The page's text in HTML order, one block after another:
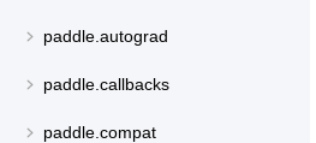
paddle.autograd
paddle.callbacks
paddle.compat